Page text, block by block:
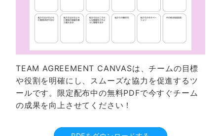
TEAM AGREEMENT CANVASは、チームの目標
や役割を明確にし、スムーズな協力を促進するツ
ールです。限定配布中の無料PDFで今すぐチーム
の成果を向上させてください！